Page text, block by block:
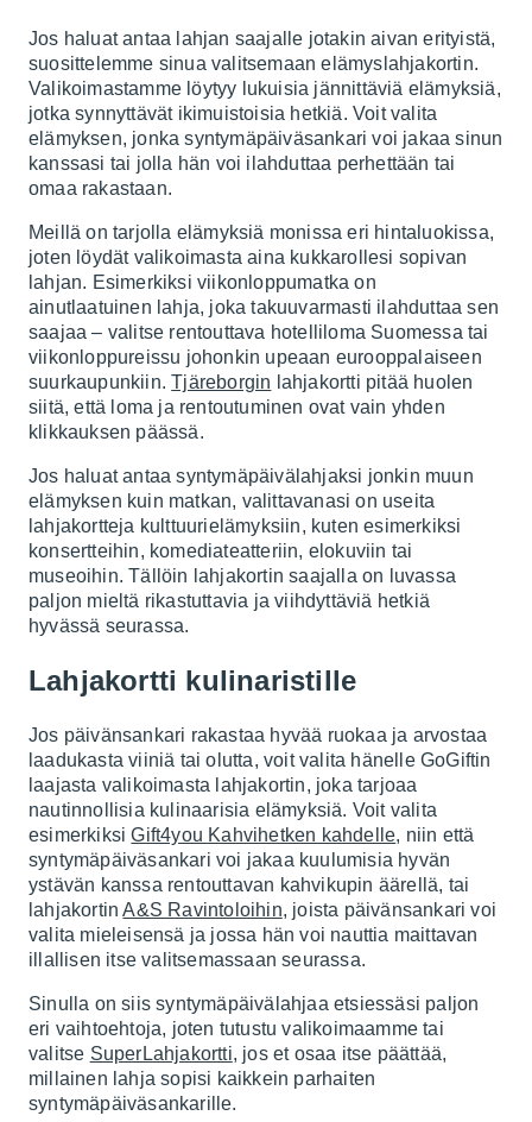
Jos haluat antaa lahjan saajalle jotakin aivan erityistä,
suosittelemme sinua valitsemaan elämyslahjakortin.
Valikoimastamme löytyy lukuisia jännittäviä elämyksiä,
jotka synnyttävät ikimuistoisia hetkiä. Voit valita
elämyksen, jonka syntymäpäiväsankari voi jakaa sinun
kanssasi tai jolla hän voi ilahduttaa perhettään tai
omaa rakastaan.
Meillä on tarjolla elämyksiä monissa eri hintaluokissa,
joten löydät valikoimasta aina kukkarollesi sopivan
lahjan. Esimerkiksi viikonloppumatka on
ainutlaatuinen lahja, joka takuuvarmasti ilahduttaa sen
saajaa – valitse rentouttava hotelliloma Suomessa tai
viikonloppureissu johonkin upeaan eurooppalaiseen
suurkaupunkiin.Tjäreborgin lahjakortti pitää huolen
siitä, että loma ja rentoutuminen ovat vain yhden
klikkauksen päässä.
Jos haluat antaa syntymäpäivälahjaksi jonkin muun
elämyksen kuin matkan, valittavanasi on useita
lahjakortteja kulttuurielämyksiin, kuten esimerkiksi
konsertteihin, komediateatteriin, elokuviin tai
museoihin. Tällöin lahjakortin saajalla on luvassa
paljon mieltä rikastuttavia ja viihdyttäviä hetkiä
hyvässä seurassa.
Lahjakortti kulinaristille
Jos päivänsankari rakastaa hyvää ruokaa ja arvostaa
laadukasta viiniä tai olutta, voit valita hänelle GoGiftin
laajasta valikoimasta lahjakortin, joka tarjoaa
nautinnollisia kulinaarisia elämyksiä. Voit valita
esimerkiksiGift4you Kahvihetken kahdelle, niin että
syntymäpäiväsankari voi jakaa kuulumisia hyvän
ystävän kanssa rentouttavan kahvikupin äärellä, tai
lahjakortinA&S Ravintoloihin, joista päivänsankari voi
valita mieleisensä ja jossa hän voi nauttia maittavan
illallisen itse valitsemassaan seurassa.
Sinulla on siis syntymäpäivälahjaa etsiessäsi paljon
eri vaihtoehtoja, joten tutustu valikoimaamme tai
valitse SuperLahjakortti, jos et osaa itse päättää,
millainen lahja sopisi kaikkein parhaiten
syntymäpäiväsankarille.